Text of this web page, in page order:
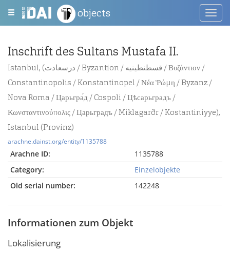
objects
Inschrift des Sultans Mustafa II.
Istanbul, (درسعادت / Byzantion / قسطنطينيه / Βυζάντιον /
Constantinopolis / Konstantinopel / Νέα Ῥώμη / Byzanz /
Nova Roma / Царьгра́д / Cospoli / Цѣсарьградъ /
Κωνσταντινούπολις / Царьградъ / Miklagarðr / Kostantiniyye),
Istanbul (Provinz)
arachne.dainst.org/entity/1135788
Arachne ID:
1135788
Category:
Einzelobjekte
Old serial number:
142248
Informationen zum Objekt
Lokalisierung